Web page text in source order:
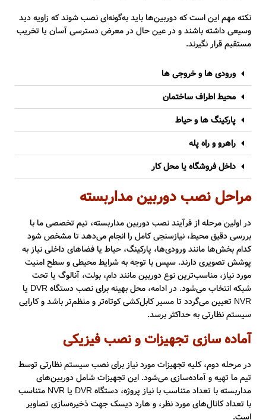
نکته مهم این است که دوربین‌ها باید به‌گونه‌ای نصب شوند که زاویه دید
وسیعی داشته باشند و در عین حال در معرض دسترسی آسان یا تخریب
مستقیم قرار نگیرند.
ورودی ها و خروجی ها
محیط اطراف ساختمان
پارکینگ ها و حیاط
راهرو و راه پله
داخل فروشگاه یا محل کار
مراحل نصب دوربین مداربسته
در اولین مرحله از فرآیند نصب دوربین مداربسته، تیم تخصصی ما با
بررسی دقیق محیط، نیازسنجی کامل را انجام می‌دهد تا مشخص شود
کدام بخش‌ها مانند ورودی‌ها، پارکینگ، حیاط یا فضاهای داخلی نیاز به
پوشش تصویری دارند. سپس با توجه به شرایط محیطی و سطح امنیت
مورد نیاز، مناسب‌ترین نوع دوربین مانند دام، بولت، آنالوگ یا تحت
شبکه انتخاب می‌شود. در ادامه، محل بهینه برای نصب دستگاه DVR یا
NVR تعیین می‌گردد تا مسیر کابل‌کشی کوتاه‌تر و منظم‌تر باشد و کارایی
سیستم نظارتی به حداکثر برسد.
آماده سازی تجهیزات و نصب فیزیکی
در مرحله دوم، کلیه تجهیزات مورد نیاز برای نصب سیستم نظارتی توسط
تیم ما تهیه و آماده‌سازی می‌شود. این تجهیزات شامل دوربین‌های
مداربسته با تعداد متناسب با نیاز پروژه، دستگاه DVR یا NVR متناسب
با تعداد کانال‌های مورد نظر، و هارد دیسک جهت ذخیره‌سازی تصاویر
است.